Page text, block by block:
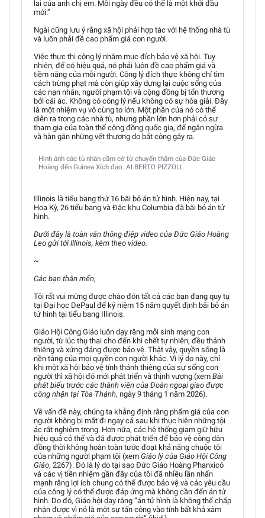
lai của anh chị em. Mỗi ngày đều có thể là một khởi đầu
mới.”
Ngài cũng lưu ý rằng xã hội phải hợp tác với hệ thống nhà tù
và luôn phải đề cao phẩm giá con người.
Việc thực thi công lý nhằm mục đích bảo vệ xã hội. Tuy
nhiên, để có hiệu quả, nó phải luôn đề cao phẩm giá và
tiềm năng của mỗi người. Công lý đích thực không chỉ tìm
cách trừng phạt mà còn giúp xây dựng lại cuộc sống của
các nạn nhân, người phạm tội và cộng đồng bị tổn thương
bởi cái ác. Không có công lý nếu không có sự hòa giải. Đây
là một nhiệm vụ vô cùng to lớn. Một phần của nó có thể
diễn ra trong các nhà tù, nhưng phần lớn hơn phải có sự
tham gia của toàn thể cộng đồng quốc gia, để ngăn ngừa
và hàn gắn những vết thương do bất công gây ra.
Hình ảnh các tù nhân cầm cờ từ chuyến thăm của Đức Giáo
Hoàng đến Guinea Xích đạo. ALBERTO PIZZOLI
Illinois là tiểu bang thứ 16 bãi bỏ án tử hình. Hiện nay, tại
Hoa Kỳ, 26 tiểu bang và Đặc khu Columbia đã bãi bỏ án tử
hình.
Dưới đây là toàn văn thông điệp video của Đức Giáo Hoàng
Leo gửi tới Illinois, kèm theo video.
~
Các bạn thân mến,
Tôi rất vui mừng được chào đón tất cả các bạn đang quy tụ
tại Đại học DePaul để kỷ niệm 15 năm quyết định bãi bỏ án
tử hình tại tiểu bang Illinois.
Giáo Hội Công Giáo luôn dạy rằng mỗi sinh mạng con
người, từ lúc thụ thai cho đến khi chết tự nhiên, đều thánh
thiêng và xứng đáng được bảo vệ. Thật vậy, quyền sống là
nền tảng của mọi quyền con người khác. Vì lý do này, chỉ
khi một xã hội bảo vệ tính thánh thiêng của sự sống con
người thì xã hội đó mới phát triển và thịnh vượng (xem Bài
phát biểu trước các thành viên của Đoàn ngoại giao được
công nhận tại Tòa Thánh, ngày 9 tháng 1 năm 2026).
Về vấn đề này, chúng ta khẳng định rằng phẩm giá của con
người không bị mất đi ngay cả sau khi thục hiện những tội
ác rất nghiêm trọng. Hơn nữa, các hệ thống giam giữ hữu
hiệu quả có thể và đã được phát triển để bảo vệ công dân
đồng thời không hoàn toàn tước đoạt khả năng chuộc tội
của những người phạm tội (xem Giáo lý của Giáo Hội Công
Giáo, 2267). Đó là lý do tại sao Đức Giáo Hoàng Phanxicô
và các vị tiền nhiệm gần đây của tôi đã nhiều lần nhấn
mạnh rằng lợi ích chung có thể được bảo vệ và các yêu cầu
của công lý có thể được đáp ứng mà không cần đến án tử
hình. Do đó, Giáo hội dạy rằng “án tử hình là không thể chấp
nhận được vì nó là một sự tấn công vào tính bất khả xâm